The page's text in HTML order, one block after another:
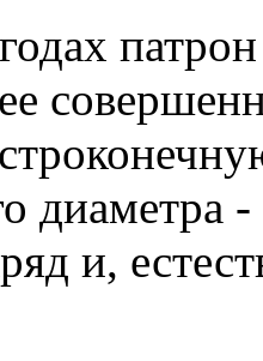
диаметра
и,